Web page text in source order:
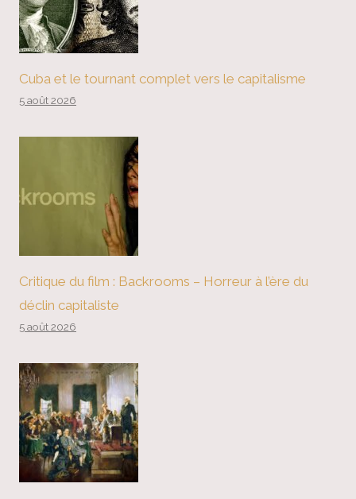
Cuba et le tournant complet vers le capitalisme
5 août 2026
Critique du film : Backrooms – Horreur à l’ère du
déclin capitaliste
5 août 2026